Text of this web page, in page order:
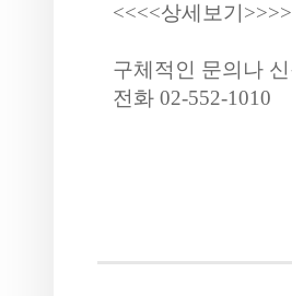
<<<<상세보기 >>>>
구체적인 문의나
전화 02-552-1010